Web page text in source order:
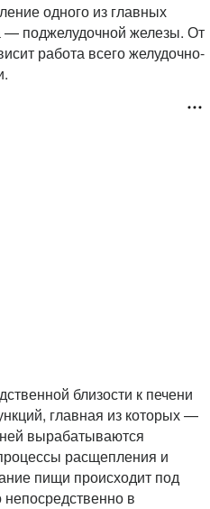
одного из главных
— поджелудочной железы. От
работа всего желудочно-
близости к печени
главная из которых —
вырабатываются
расщепления и
пищи происходит под
в